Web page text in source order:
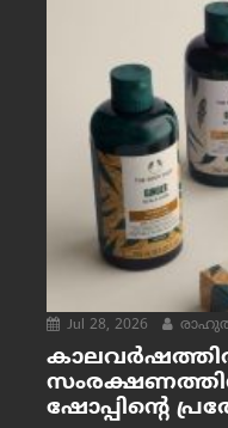
Jul 28, 2026 രാഹുല്‍
ഷോപ്പിന്റെ